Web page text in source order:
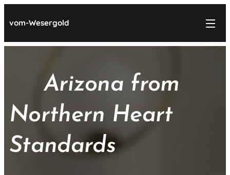
vom-Wesergold
Arizona from
Northern Heart
Standards